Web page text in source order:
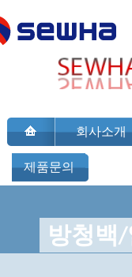
회사소개
제품문의
방청백/